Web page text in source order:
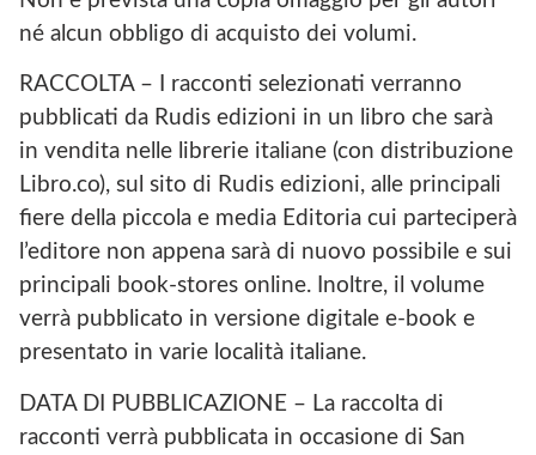
né alcun obbligo di acquisto dei volumi.
RACCOLTA – I racconti selezionati verranno
pubblicati da Rudis edizioni in un libro che sarà
in vendita nelle librerie italiane (con distribuzione
Libro.co), sul sito di Rudis edizioni, alle principali
fiere della piccola e media Editoria cui parteciperà
l’editore non appena sarà di nuovo possibile e sui
principali book-stores online. Inoltre, il volume
verrà pubblicato in versione digitale e-book e
presentato in varie località italiane.
DATA DI PUBBLICAZIONE – La raccolta di
racconti verrà pubblicata in occasione di San